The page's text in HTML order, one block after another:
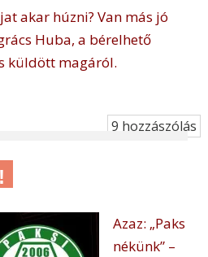
akar húzni? Van más jó
Huba, a bérelhető
küldött magáról.
9 hozzászólás
Azaz: „Paks
nékünk” –